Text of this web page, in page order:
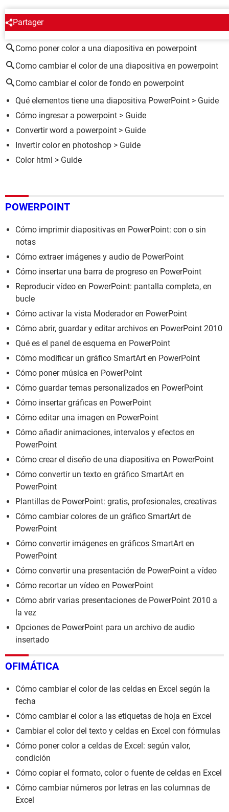
Partager
ALREDEDOR DEL MISMO TEMA
Como poner color a una diapositiva en powerpoint
Como cambiar el color de una diapositiva en powerpoint
Como cambiar el color de fondo en powerpoint
Qué elementos tiene una diapositiva PowerPoint > Guide
Cómo ingresar a powerpoint > Guide
Convertir word a powerpoint > Guide
Invertir color en photoshop > Guide
Color html > Guide
POWERPOINT
Cómo imprimir diapositivas en PowerPoint: con o sin
notas
Cómo extraer imágenes y audio de PowerPoint
Cómo insertar una barra de progreso en PowerPoint
Reproducir vídeo en PowerPoint: pantalla completa, en
bucle
Cómo activar la vista Moderador en PowerPoint
Cómo abrir, guardar y editar archivos en PowerPoint 2010
Qué es el panel de esquema en PowerPoint
Cómo modificar un gráfico SmartArt en PowerPoint
Cómo poner música en PowerPoint
Cómo guardar temas personalizados en PowerPoint
Cómo insertar gráficas en PowerPoint
Cómo editar una imagen en PowerPoint
Cómo añadir animaciones, intervalos y efectos en
PowerPoint
Cómo crear el diseño de una diapositiva en PowerPoint
Cómo convertir un texto en gráfico SmartArt en
PowerPoint
Plantillas de PowerPoint: gratis, profesionales, creativas
Cómo cambiar colores de un gráfico SmartArt de
PowerPoint
Cómo convertir imágenes en gráficos SmartArt en
PowerPoint
Cómo convertir una presentación de PowerPoint a vídeo
Cómo recortar un vídeo en PowerPoint
Cómo abrir varias presentaciones de PowerPoint 2010 a
la vez
Opciones de PowerPoint para un archivo de audio
insertado
OFIMÁTICA
Cómo cambiar el color de las celdas en Excel según la
fecha
Cómo cambiar el color a las etiquetas de hoja en Excel
Cambiar el color del texto y celdas en Excel con fórmulas
Cómo poner color a celdas de Excel: según valor,
condición
Cómo copiar el formato, color o fuente de celdas en Excel
Cómo cambiar números por letras en las columnas de
Excel